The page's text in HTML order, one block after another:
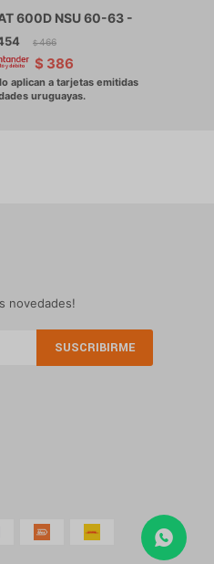
600D NSU 60-63 -
$ 466
$ 386
novedades!
SUSCRIBIRME